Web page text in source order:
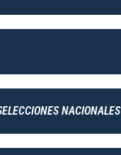
NACIONALES